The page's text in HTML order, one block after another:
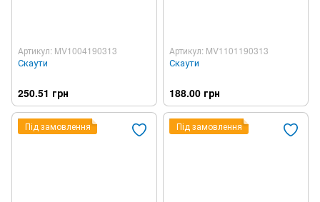
Артикул: MV1004190313
Скаути
250.51 грн
Артикул: MV1101190313
Скаути
188.00 грн
Під замовлення Під замовлення